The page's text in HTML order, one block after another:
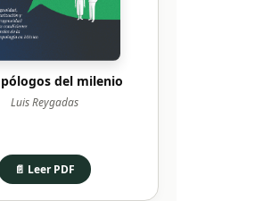
del milenio
Luis Reygadas
📄 Leer PDF